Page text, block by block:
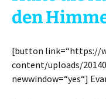
den
[button link=“https://
content/uploads/
newwindow=“yes“]